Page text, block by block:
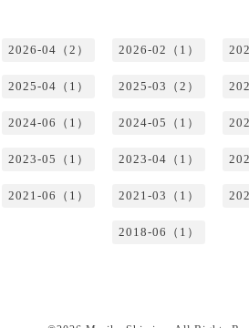
2026-04（2） 2026-02（1）
2025-04（1） 2025-03（2）
2024-06（1） 2024-05（1）
2023-05（1） 2023-04（1）
2021-06（1） 2021-03（1）
2018-06（1）